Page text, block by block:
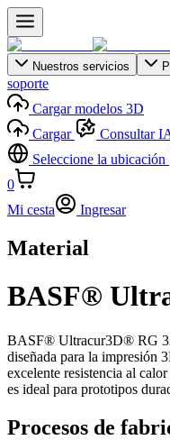
Nuestros servicios
soporte
Cargar modelos 3D
Cargar
Consultar
Seleccione la ubicación
0
Mi cesta
Ingresar
Material
BASF®
BASF® Ultracur3D® RG
diseñada para la impresión
excelente resistencia al
es ideal para prototipos
Procesos de